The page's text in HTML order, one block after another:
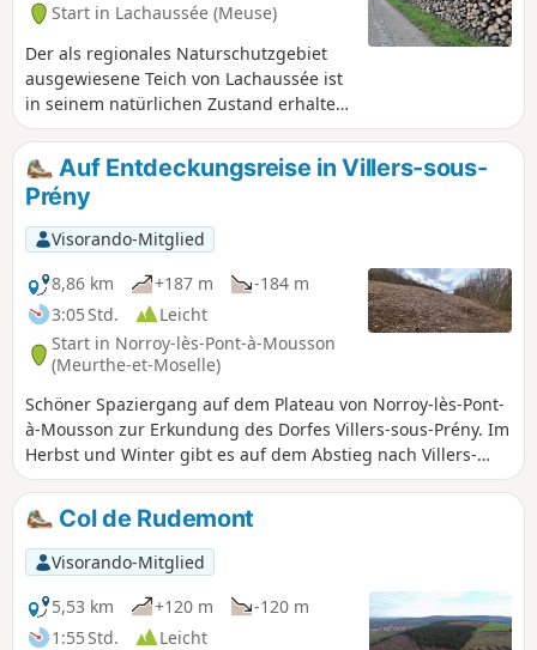
Start in Lachaussée (Meuse)
Der als regionales Naturschutzgebiet
ausgewiesene Teich von Lachaussée ist
in seinem natürlichen Zustand erhalten
geblieben. Zahlreiche Vögel haben dort
ihr Zuhause gefunden oder machen
dort während ihres Zuges Halt. Er ist
eine Oase der Ruhe für Fauna und
Flora.Achtung: Es ist verboten, die
vorhandenen Wege zu verlassen,
insbesondere rund um die Teiche, da
sonst eine hohe Geldstrafe droht.
Auf Entdeckungsreise in Villers-sous-
Prény
Visorando-Mitglied
8,86 km
+187 m
-184 m
3:05 Std.
Leicht
Start in Norroy-lès-Pont-à-Mousson
(Meurthe-et-Moselle)
Schöner Spaziergang auf dem Plateau von Norroy-lès-Pont-
à-Mousson zur Erkundung des Dorfes Villers-sous-Prény. Im
Herbst und Winter gibt es auf dem Abstieg nach Villers-
sous-Prény einige schlammige Stellen, nehmen Sie einen
Wanderstock mit. Mittlerer Schwierigkeitsgrad, Rückkehr
zum Ausgangspunkt; die Departementsstraße, die Villers-
sous-Prény mit Norroy-lès-Pont-à-Mousson verbindet,
ermöglicht es, das gesamte Tal zu entdecken.
Col de Rudemont
Visorando-Mitglied
5,53 km
+120 m
-120 m
1:55 Std.
Leicht